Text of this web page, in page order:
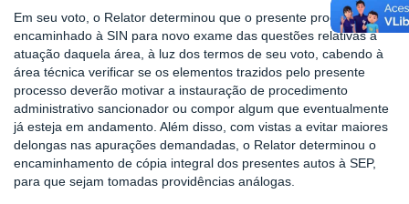
Em seu voto, o Relator determinou que o presente processo seja
encaminhado à SIN para novo exame das questões relativas à
atuação daquela área, à luz dos termos de seu voto, cabendo à
área técnica verificar se os elementos trazidos pelo presente
processo deverão motivar a instauração de procedimento
administrativo sancionador ou compor algum que eventualmente
já esteja em andamento. Além disso, com vistas a evitar maiores
delongas nas apurações demandadas, o Relator determinou o
encaminhamento de cópia integral dos presentes autos à SEP,
para que sejam tomadas providências análogas.